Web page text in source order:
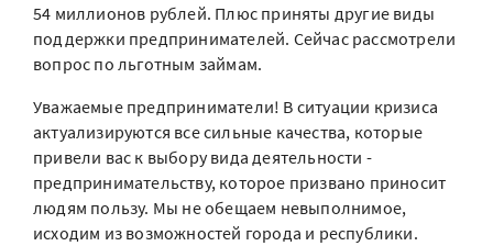
54 миллионов рублей. Плюс приняты другие виды
поддержки предпринимателей. Сейчас рассмотрели
вопрос по льготным займам.
Уважаемые предприниматели! В ситуации кризиса
актуализируются все сильные качества, которые
привели вас к выбору вида деятельности -
предпринимательству, которое призвано приносит
людям пользу. Мы не обещаем невыполнимое,
исходим из возможностей города и республики.